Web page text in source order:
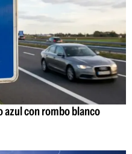
azul con rombo blanco